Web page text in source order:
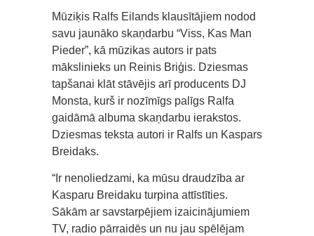
Mūziķis Ralfs Eilands klausītājiem nodod
savu jaunāko skaņdarbu “Viss, Kas Man
Pieder”, kā mūzikas autors ir pats
mākslinieks un Reinis Briģis. Dziesmas
tapšanai klāt stāvējis arī producents DJ
Monsta, kurš ir nozīmīgs palīgs Ralfa
gaidāmā albuma skaņdarbu ierakstos.
Dziesmas teksta autori ir Ralfs un Kaspars
Breidaks.
“Ir nenoliedzami, ka mūsu draudzība ar
Kasparu Breidaku turpina attīstīties.
Sākām ar savstarpējiem izaicinājumiem
TV, radio pārraidēs un nu jau spēlējam